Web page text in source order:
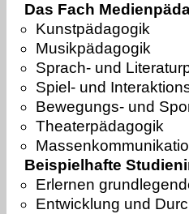
Das Fach
Kunstpädagogik
Musikpädagogik
Sprach- und
Spiel- und
Bewegungs- und
Theaterpädagogik
Beispielhafte
Erlernen
Entwicklung und